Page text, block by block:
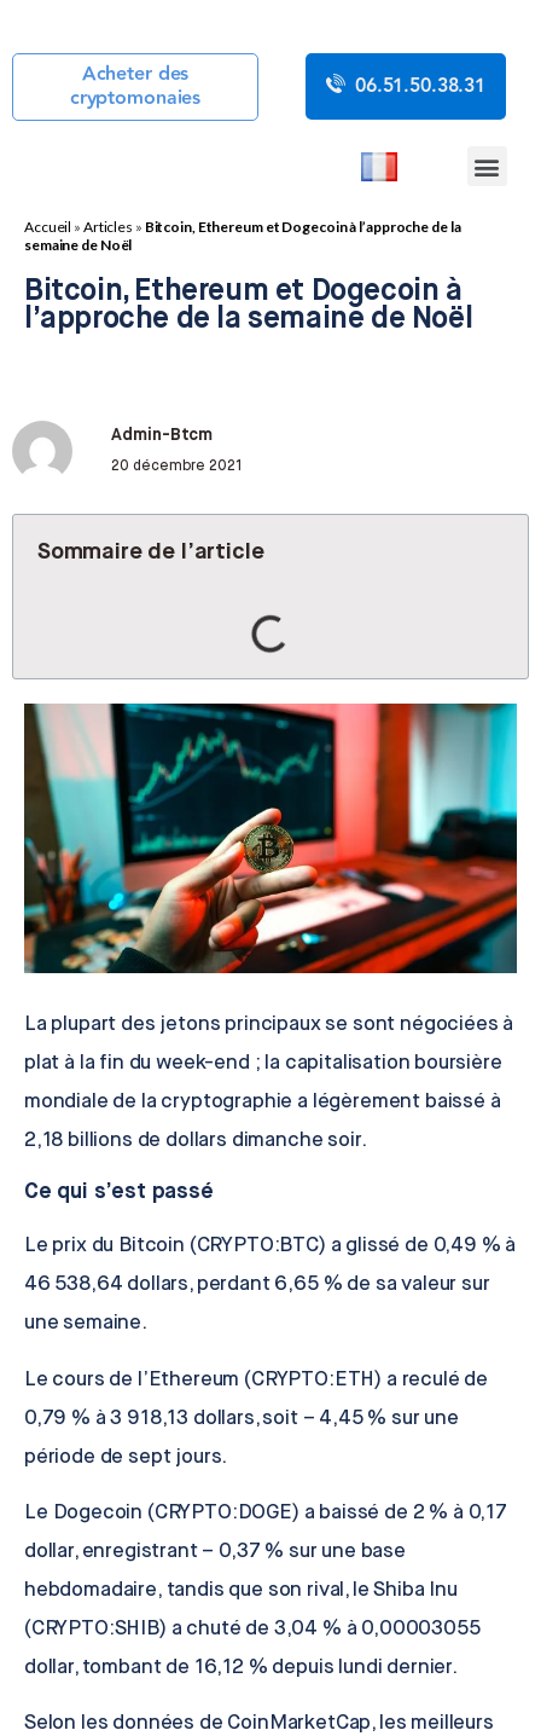
Acheter des
cryptomonaies
06.51.50.38.31
Accueil » Articles » Bitcoin, Ethereum et Dogecoin à l’approche de la
semaine de Noël
Bitcoin, Ethereum et Dogecoin à
l’approche de la semaine de Noël
Admin-Btcm
20 décembre 2021
Sommaire de l’article
La plupart des jetons principaux se sont négociées à
plat à la fin du week-end ; la capitalisation boursière
mondiale de la cryptographie a légèrement baissé à
2,18 billions de dollars dimanche soir.
Ce qui s’est passé
Le prix du Bitcoin (CRYPTO:BTC) a glissé de 0,49 % à
46 538,64 dollars, perdant 6,65 % de sa valeur sur
une semaine.
Le cours de l’ Ethereum (CRYPTO:ETH) a reculé de
0,79 % à 3 918,13 dollars, soit – 4,45 % sur une
période de sept jours.
Le Dogecoin (CRYPTO:DOGE) a baissé de 2 % à 0,17
dollar, enregistrant – 0,37 % sur une base
hebdomadaire, tandis que son rival, leShiba Inu
(CRYPTO:SHIB) a chuté de 3,04 % à 0,00003055
dollar, tombant de 16,12 % depuis lundi dernier.
Selon les données de CoinMarketCap, les meilleurs